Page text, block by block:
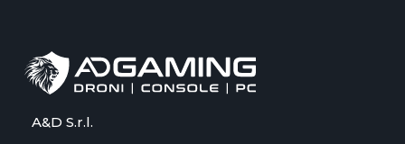
A&D S.r.l.